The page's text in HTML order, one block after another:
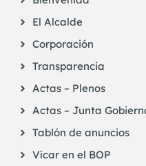
El Alcalde
Corporación
Transparencia
Actas – Plenos
Actas – Junta
Tablón de anuncios
Vícar en el BOP